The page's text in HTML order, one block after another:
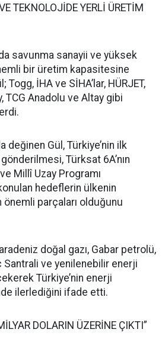
TEKNOLOJİDE YERLİ ÜRETİM
savunma sanayii ve yüksek
bir üretim kapasitesine
Togg, İHA ve SİHA’lar, HÜRJET,
TCG Anadolu ve Altay gibi
değinen Gül, Türkiye’nin ilk
Türksat 6A’nın
Millî Uzay Programı
hedeflerin ülkenin
parçaları olduğunu
doğal gazı, Gabar petrolü,
ve yenilenebilir enerji
Türkiye’nin enerji
ilerlediğini ifade etti.
DOLARIN ÜZERİNE ÇIKTI”